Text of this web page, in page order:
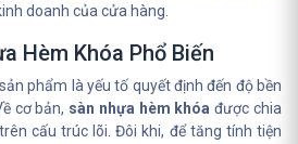
doanh của cửa hàng.
Hèm Khóa Phổ Biến
phẩm là yếu tố quyết định đến độ bền
cơ bản, sàn nhựa hèm khóa được chia
cấu trúc lõi. Đôi khi, để tăng tính tiện